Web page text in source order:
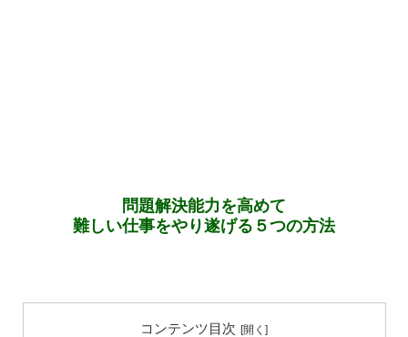
問題解決能力を高めて
難しい仕事をやり遂げる５つの方法
コンテンツ目次